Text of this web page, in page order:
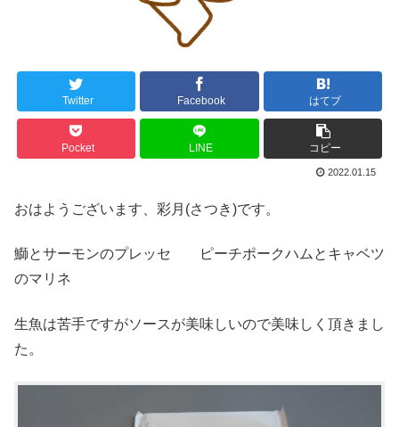
Twitter Facebook はてブ
Pocket LINE コピー
2022.01.15
おはようございます、彩月(さつき)です。
鰤とサーモンのプレッセ ピーチポークハムとキャベツ
のマリネ
生魚は苦手ですがソースが美味しいので美味しく頂きまし
た。